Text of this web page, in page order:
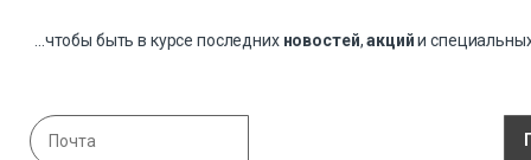
...чтобы быть в курсе последних новостей,акцийи